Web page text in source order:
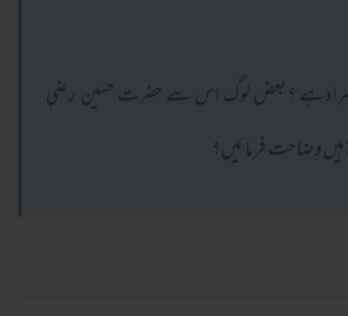
؟بعض لوگ اس سے حضرت حسین رضی
ہیں وضاحت فرمائیں؟